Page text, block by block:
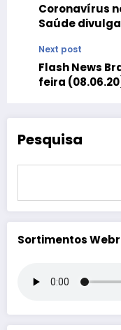
Coronavírus
Saúde
Next post
Flash News
feira
Pesquisa
Sortimentos